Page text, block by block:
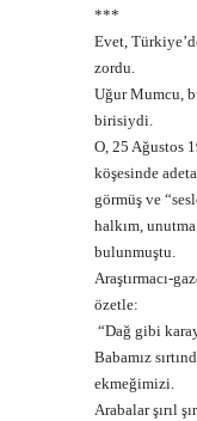
***
Evet,
zordu.
Uğur Mumcu,
birisiydi.
O, 25 Ağustos
köşesinde
görmüş ve
halkım,
bulunmuştu.
Araştırmacı-
özetle:
“Dağ gibi
Babamız
ekmeğimizi.
Arabalar şırıl